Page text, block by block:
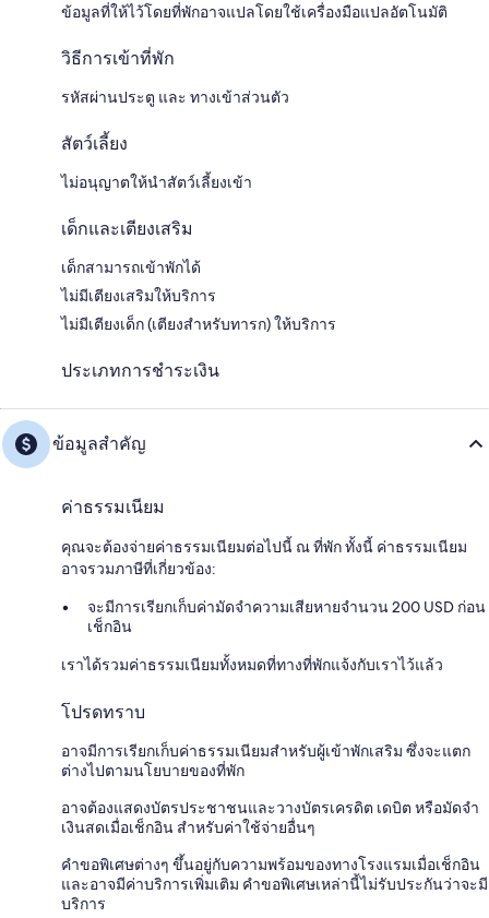
ข้อมูลที่ให้ไว้โดยที่พักอาจแปลโดยใช้เครื่องมือแปลอัตโนมัติ
วิธีการเข้าที่พัก
รหัสผ่านประตู และ ทางเข้าส่วนตัว
สัตว์เลี้ยง
ไม่อนุญาตให้นำสัตว์เลี้ยงเข้า
เด็กและเตียงเสริม
เด็กสามารถเข้าพักได้
ไม่มีเตียงเสริมให้บริการ
ไม่มีเตียงเด็ก (เตียงสำหรับทารก) ให้บริการ
ประเภทการชำระเงิน
ข้อมูลสำคัญ
ค่าธรรมเนียม
คุณจะต้องจ่ายค่าธรรมเนียมต่อไปนี้ ณ ที่พัก ทั้งนี้ ค่าธรรมเนียม
อาจรวมภาษีที่เกี่ยวข้อง:
จะมีการเรียกเก็บค่ามัดจำความเสียหายจำนวน 200 USD ก่อน
เช็กอิน
เราได้รวมค่าธรรมเนียมทั้งหมดที่ทางที่พักแจ้งกับเราไว้แล้ว
โปรดทราบ
อาจมีการเรียกเก็บค่าธรรมเนียมสำหรับผู้เข้าพักเสริม ซึ่งจะแตก
ต่างไปตามนโยบายของที่พัก
อาจต้องแสดงบัตรประชาชนและวางบัตรเครดิต เดบิต หรือมัดจำ
เงินสดเมื่อเช็กอิน สำหรับค่าใช้จ่ายอื่นๆ
คำขอพิเศษต่างๆ ขึ้นอยู่กับความพร้อมของทางโรงแรมเมื่อเช็กอิน
และอาจมีค่าบริการเพิ่มเติม คำขอพิเศษเหล่านี้ไม่รับประกันว่าจะมี
บริการ